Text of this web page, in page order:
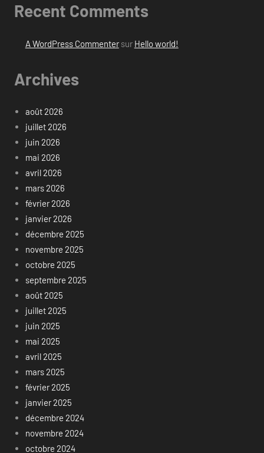
Recent Comments
A WordPress Commentersur Hello world!
Archives
août 2026
juillet 2026
juin 2026
mai 2026
avril 2026
mars 2026
février 2026
janvier 2026
décembre 2025
novembre 2025
octobre 2025
septembre 2025
août 2025
juillet 2025
juin 2025
mai 2025
avril 2025
mars 2025
février 2025
janvier 2025
décembre 2024
novembre 2024
octobre 2024